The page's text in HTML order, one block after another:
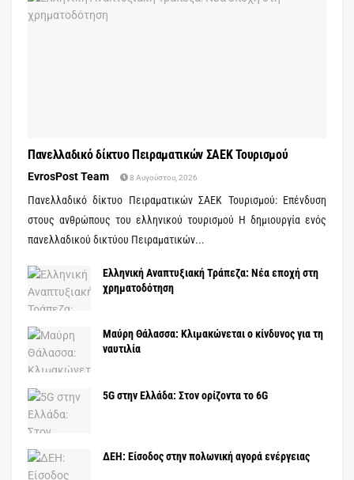
Πανελλαδικό δίκτυο Πειραματικών ΣΑΕΚ Τουρισμού
EvrosPost Team 8 Αυγούστου, 2026
Πανελλαδικό δίκτυο Πειραματικών ΣΑΕΚ Τουρισμού: Επένδυση
στους ανθρώπους του ελληνικού τουρισμού Η δημιουργία ενός
πανελλαδικού δικτύου Πειραματικών...
Ελληνική Αναπτυξιακή Τράπεζα: Νέα εποχή στη
χρηματοδότηση
Μαύρη Θάλασσα: Κλιμακώνεται ο κίνδυνος για τη
ναυτιλία
5G στην Ελλάδα: Στον ορίζοντα το 6G
ΔΕΗ: Είσοδος στην πολωνική αγορά ενέργειας